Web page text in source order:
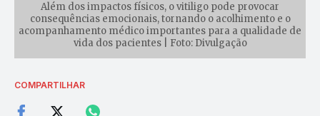
Além dos impactos físicos, o vitiligo pode provocar
consequências emocionais, tornando o acolhimento e o
acompanhamento médico importantes para a qualidade de
vida dos pacientes | Foto: Divulgação
COMPARTILHAR